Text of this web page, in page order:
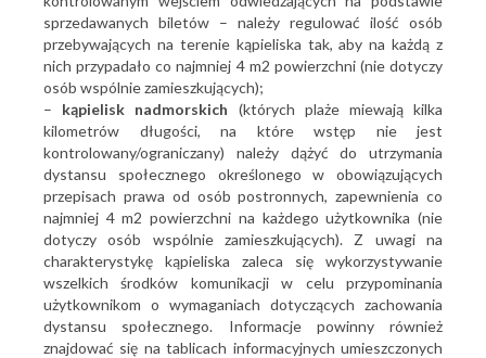
sprzedawanych biletów – należy regulować ilość osób
przebywających na terenie kąpieliska tak, aby na każdą z
nich przypadało co najmniej 4 m2 powierzchni (nie dotyczy
osób wspólnie zamieszkujących);
– kąpielisk nadmorskich (których plaże miewają kilka
kilometrów długości, na które wstęp nie jest
kontrolowany/ograniczany) należy dążyć do utrzymania
dystansu społecznego określonego w obowiązujących
przepisach prawa od osób postronnych, zapewnienia co
najmniej 4 m2 powierzchni na każdego użytkownika (nie
dotyczy osób wspólnie zamieszkujących). Z uwagi na
charakterystykę kąpieliska zaleca się wykorzystywanie
wszelkich środków komunikacji w celu przypominania
użytkownikom o wymaganiach dotyczących zachowania
dystansu społecznego. Informacje powinny również
znajdować się na tablicach informacyjnych umieszczonych